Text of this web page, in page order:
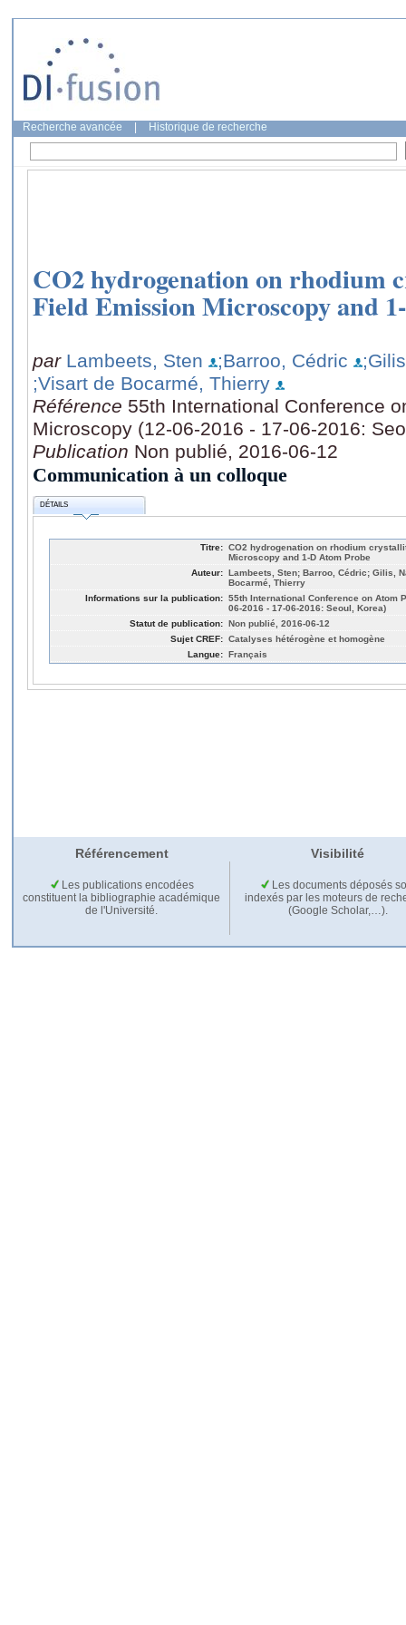
Recherche avancée Historique de recherche
CO2 hydrogenation on rhodium
Field Emission Microscopy and
par Lambeets, Sten ;Barroo, Cédric
;Visart de Bocarmé, Thierry
Référence 55th International Conference
Microscopy (12-06-2016 - 17-06-2016:
Publication Non publié, 2016-06-12
Communication à un colloque
DÉTAILS
Titre: CO2 hydrogenation on rhodium
Microscopy and 1-D Atom Probe
Auteur: Lambeets, Sten; Barroo, Cédric; Gilis,
Bocarmé, Thierry
Informations sur la publication: 55th International Conference on Atom
06-2016 - 17-06-2016: Seoul, Korea)
Statut de publication: Non publié, 2016-06-12
Sujet CREF: Catalyses hétérogène et homogène
Langue: Français
Référencement Visibilité
Les publications encodées
constituent la bibliographie académique
de l'Université.
Les documents déposés
indexés par les moteurs de
(Google Scholar,…).